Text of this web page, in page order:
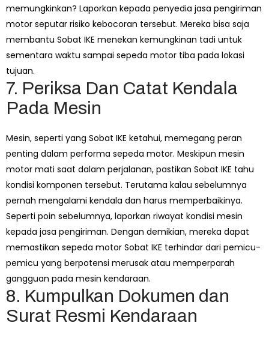
memungkinkan? Laporkan kepada penyedia jasa pengiriman
motor seputar risiko kebocoran tersebut. Mereka bisa saja
membantu Sobat IKE menekan kemungkinan tadi untuk
sementara waktu sampai sepeda motor tiba pada lokasi
tujuan.
7. Periksa Dan Catat Kendala
Pada Mesin
Mesin, seperti yang Sobat IKE ketahui, memegang peran
penting dalam performa sepeda motor. Meskipun mesin
motor mati saat dalam perjalanan, pastikan Sobat IKE tahu
kondisi komponen tersebut. Terutama kalau sebelumnya
pernah mengalami kendala dan harus memperbaikinya.
Seperti poin sebelumnya, laporkan riwayat kondisi mesin
kepada jasa pengiriman. Dengan demikian, mereka dapat
memastikan sepeda motor Sobat IKE terhindar dari pemicu-
pemicu yang berpotensi merusak atau memperparah
gangguan pada mesin kendaraan.
8. Kumpulkan Dokumen dan
Surat Resmi Kendaraan